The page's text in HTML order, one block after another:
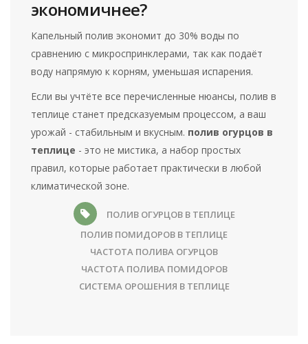
экономичнее?
Капельный полив экономит до 30% воды по
сравнению с микроспринклерами, так как подаёт
воду напрямую к корням, уменьшая испарения.
Если вы учтёте все перечисленные нюансы, полив в
теплице станет предсказуемым процессом, а ваш
урожай - стабильным и вкусным. полив огурцов в
теплице - это не мистика, а набор простых
правил, которые работает практически в любой
климатической зоне.
ПОЛИВ ОГУРЦОВ В ТЕПЛИЦЕ
ПОЛИВ ПОМИДОРОВ В ТЕПЛИЦЕ
ЧАСТОТА ПОЛИВА ОГУРЦОВ
ЧАСТОТА ПОЛИВА ПОМИДОРОВ
СИСТЕМА ОРОШЕНИЯ В ТЕПЛИЦЕ